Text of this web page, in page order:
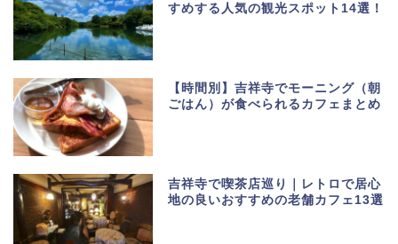
すめする人気の観光スポット14選！
【時間別】吉祥寺でモーニング（朝
ごはん）が食べられるカフェまとめ
吉祥寺で喫茶店巡り｜レトロで居心
地の良いおすすめの老舗カフェ13選